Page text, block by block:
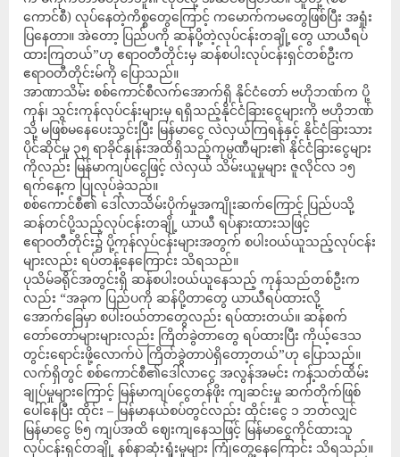
ကောင်စီ) လုပ်နေတဲ့ကိစ္စတွေကြောင့် ကမောက်ကမတွေဖြစ်ပြီး အရှုံး
ပြနေတာ။ အဲတော့ ပြည်ပကို ဆန်ပို့တဲ့လုပ်ငန်းတချို့တွေ ယာယီရပ်
ထားကြတယ်”ဟု ဧရာဝတီတိုင်းမှ ဆန်စပါးလုပ်ငန်းရှင်တစ်ဦးက
ဧရာဝတီတိုင်းမ်ကို ပြောသည်။
အာဏာသိမ်း စစ်ကောင်စီလက်အောက်ရှိ နိုင်ငံတော် ဗဟိုဘဏ်က ပို့
ကုန်၊ သွင်းကုန်လုပ်ငန်းများမှ ရရှိသည့်နိုင်ငံခြားငွေများကို ဗဟိုဘဏ်
သို့ မဖြစ်မနေပေးသွင်းပြီး မြန်မာငွေ လဲလှယ်ကြရန်နှင့် နိုင်ငံခြားသား
ပိုင်ဆိုင်မှု ၃၅ ရာခိုင်နှုန်းအထိရှိသည့်ကုမ္ပဏီများ၏ နိုင်ငံခြားငွေများ
ကိုလည်း မြန်မာကျပ်ငွေဖြင့် လဲလှယ် သိမ်းယူမှုများ ဇူလိုင်လ ၁၅
ရက်နေ့က ပြုလုပ်ခဲ့သည်။
စစ်ကောင်စီ၏ ဒေါ်လာသိမ်းပိုက်မှုအကျိုးဆက်ကြောင့် ပြည်ပသို့
ဆန်တင်ပို့သည့်လုပ်ငန်းတချို့ ယာယီ ရပ်နားထားသဖြင့်
ဧရာဝတီတိုင်း၌ ပို့ကုန်လုပ်ငန်းများအတွက် စပါးဝယ်ယူသည့်လုပ်ငန်း
များလည်း ရပ်တန့်နေကြောင်း သိရသည်။
ပုသိမ်ခရိုင်အတွင်းရှိ ဆန်စပါးဝယ်ယူနေသည့် ကုန်သည်တစ်ဦးက
လည်း “အခုက ပြည်ပကို ဆန်ပို့တာတွေ ယာယီရပ်ထားလို့
အောက်ခြေမှာ စပါးဝယ်တာတွေလည်း ရပ်ထားတယ်။ ဆန်စက်
တော်တော်များများလည်း ကြိတ်ခွဲတာတွေ ရပ်ထားပြီး ကိုယ့်ဒေသ
တွင်းရောင်းဖို့လောက်ပဲ ကြိတ်ခွဲတာပဲရှိတော့တယ်”ဟု ပြောသည်။
လက်ရှိတွင် စစ်ကောင်စီ၏ဒေါ်လာငွေ အလွန်အမင်း ကန့်သတ်ထိမ်း
ချုပ်မှုများကြောင့် မြန်မာကျပ်ငွေတန်ဖိုး ကျဆင်းမှု ဆက်တိုက်ဖြစ်
ပေါ်နေပြီး ထိုင်း – မြန်မာနယ်စပ်တွင်လည်း ထိုင်းငွေ ၁ ဘတ်လျှင်
မြန်မာငွေ ၆၅ ကျပ်အထိ ဈေးကျနေသဖြင့် မြန်မာငွေကိုင်ထားသူ
လုပ်ငန်းရှင်တချို့ နစ်နာဆုံးရှုံးမှုများ ကြုံတွေ့နေကြောင်း သိရသည်။